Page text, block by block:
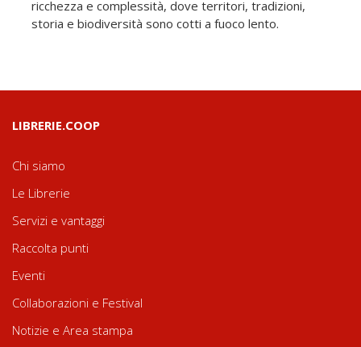
ricchezza e complessità, dove territori, tradizioni,
storia e biodiversità sono cotti a fuoco lento.
LIBRERIE.COOP
Chi siamo
Le Librerie
Servizi e vantaggi
Raccolta punti
Eventi
Collaborazioni e Festival
Notizie e Area stampa